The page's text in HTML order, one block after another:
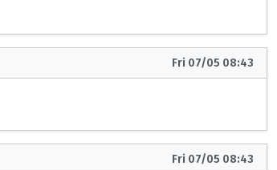
Fri 07/05 08:43
Fri 07/05 08:43